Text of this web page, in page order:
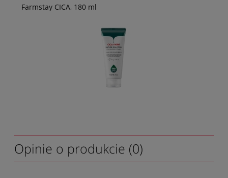
Farmstay CICA, 180 ml
Opinie o produkcie (0)